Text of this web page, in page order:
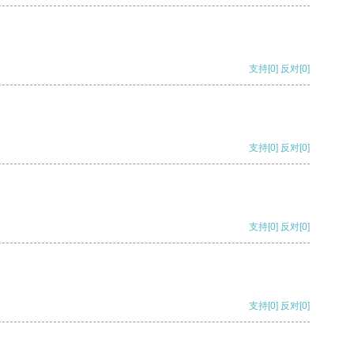
支持[0] 反对[0]
支持[0] 反对[0]
支持[0] 反对[0]
支持[0] 反对[0]